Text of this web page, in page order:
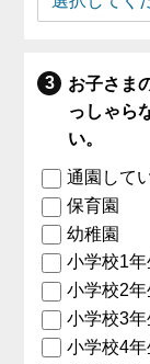
お子さま
っしゃら
い。
通園して
保育園
幼稚園
小学校1年
小学校2年
小学校3年
小学校4年